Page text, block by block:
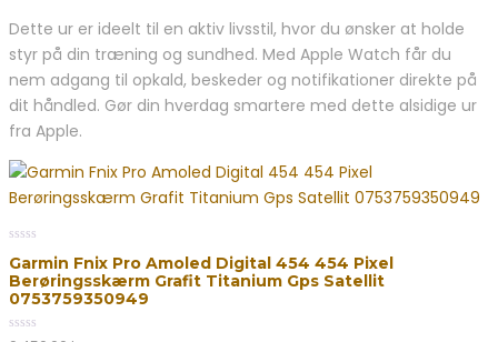
Dette ur er ideelt til en aktiv livsstil, hvor du ønsker at holde
styr på din træning og sundhed. Med Apple Watch får du
nem adgang til opkald, beskeder og notifikationer direkte på
dit håndled. Gør din hverdag smartere med dette alsidige ur
fra Apple.
out
of
5
Garmin Fnix Pro Amoled Digital 454 454 Pixel
Berøringsskærm Grafit Titanium Gps Satellit
0753759350949